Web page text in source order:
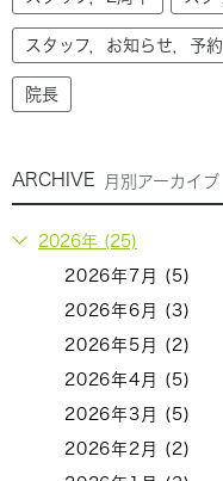
スタッフ，お知らせ，予約
院長
ARCHIVE 月別アーカイブ
2026年 (25)
2026年7月 (5)
2026年6月 (3)
2026年5月 (2)
2026年4月 (5)
2026年3月 (5)
2026年2月 (2)